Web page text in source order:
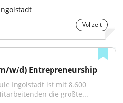
Vollzeit
w/d) Entrepreneurship
Ingolstadt ist mit 8.600
die größte...